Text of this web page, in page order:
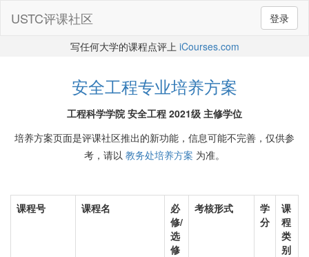
登录
USTC评课社区
写任何大学的课程点评上 iCourses.com
安全工程专业培养方案
工程科学学院 安全工程 2021级 主修学位
培养方案页面是评课社区推出的新功能，信息可能不完善，仅供参
考，请以 教务处培养方案 为准。
课程号 课程名
必
修/
选
修
考核形式
学
分
课
程
类
别